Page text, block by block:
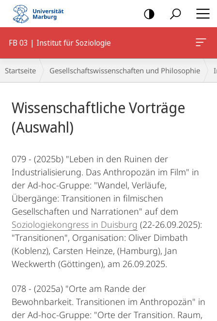
Mobile-
Navigation
FB 03 | Institut für Soziologie
Breadcrumb-
Navigation
Startseite Gesellschaftswissenschaften und Philosophie
Wissenschaftliche Vorträge
(Auswahl)
079 - (2025b) "Leben in den Ruinen der
Industrialisierung. Das Anthropozän im Film" in
der Ad-hoc-Gruppe: "Wandel, Verläufe,
Übergänge: Transitionen in filmischen
Gesellschaften und Narrationen" auf dem
Soziologiekongress in Duisburg (22-26.09.2025):
"Transitionen", Organisation: Oliver Dimbath
(Koblenz), Carsten Heinze, (Hamburg), Jan
Weckwerth (Göttingen), am 26.09.2025.
078 - (2025a) "Orte am Rande der
Bewohnbarkeit. Transitionen im Anthropozän" in
der Ad-hoc-Gruppe: "Orte der Transition. Raum,